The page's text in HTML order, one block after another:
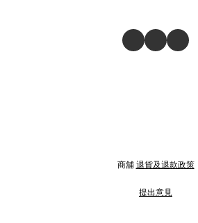
商舖 退貨及退款政策
提出意見